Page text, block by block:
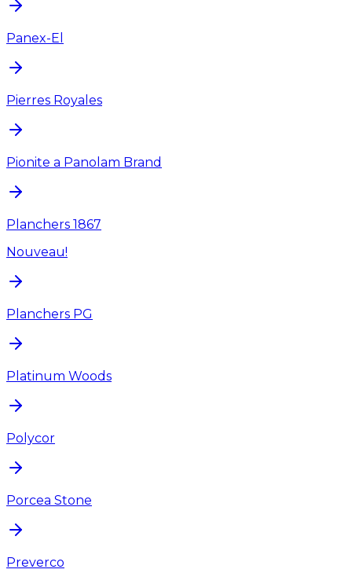
Panex-El
Pierres Royales
Pionite a Panolam Brand
Planchers 1867
Nouveau!
Planchers PG
Platinum Woods
Polycor
Porcea Stone
Preverco